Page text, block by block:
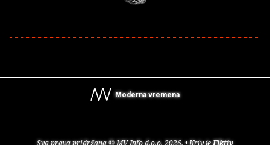
Moderna vremena
Sva prava pridržana © MV Info d.o.o. 2026. • Kriv jeFiktiv